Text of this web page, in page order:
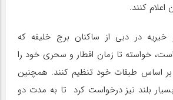
کنند.
خیریه در دبی از ساکنان برج خلیفه که
۱۶۰ طبقه است، خواسته تا زمان افطار و سحری خود را
اساس طبقات خود تنظیم کنند. همچنین
بلند نیز درخواست کرد تا به مدت دو